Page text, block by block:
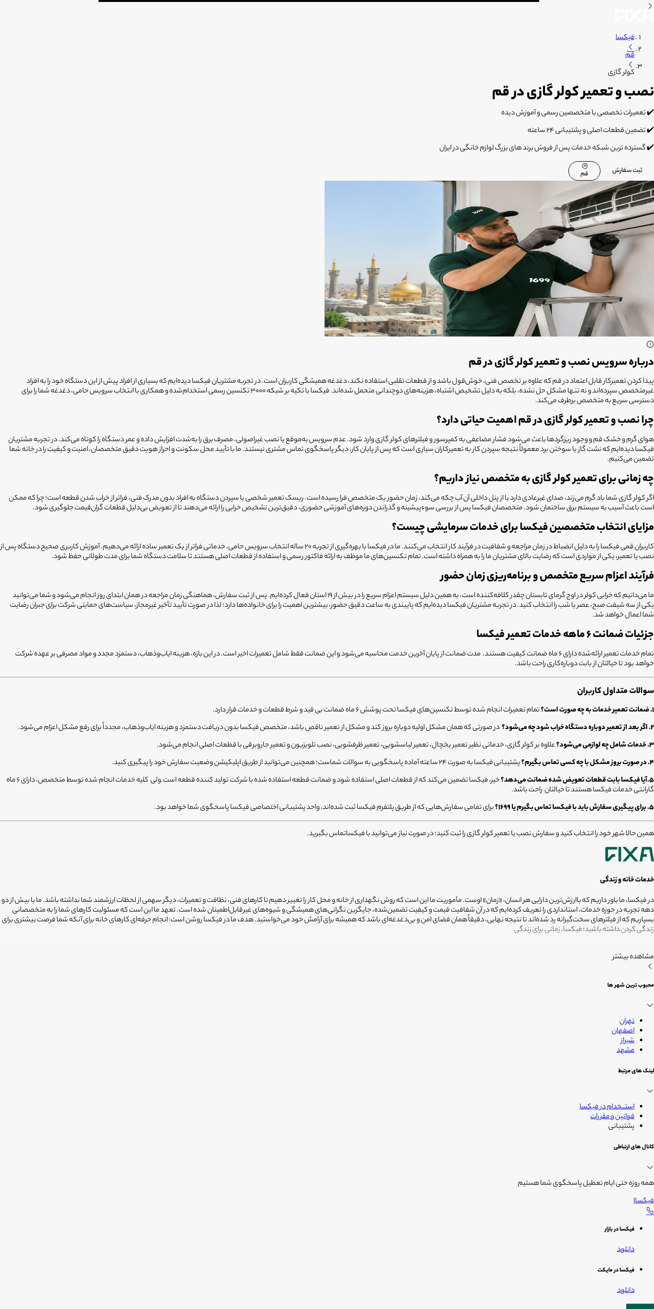
فیکسا
قم
کولر گازی
نصب و تعمیر کولر گازی در قم
✔️ تعمیرات تخصصی با متخصصین رسمی و آموزش دیده
✔️ تضمین قطعات اصلی و پشتیبانی 24 ساعته
✔️ گسترده ترین شبکه خدمات پس از فروش برند های بزرگ لوازم خانگی در ایران
ثبت سفارش قم
درباره سرویس نصب و تعمیر کولر گازی در قم
پیدا کردن تعمیرکار قابل اعتماد در قم که علاوه بر تخصص فنی، خوش‌قول باشد و از قطعات تقلبی استفاده نکند، دغدغه همیشگی کاربران است. در تجربه مشتریان فیکسا دیده‌ایم که بسیاری از افراد پیش از این دستگاه خود را به افراد
غیرمتخصص سپرده‌اند و نه تنها مشکل حل نشده، بلکه به دلیل تشخیص اشتباه، هزینه‌های دوچندانی متحمل شده‌اند. فیکسا با تکیه بر شبکه ۳۰۰۰ تکنسین رسمی استخدام‌شده و همکاری با انتخاب سرویس حامی، دغدغه شما را برای
دسترسی سریع به متخصص برطرف می‌کند.
چرا نصب و تعمیر کولر گازی در قم اهمیت حیاتی دارد؟
هوای گرم و خشک قم و وجود ریزگردها باعث می‌شود فشار مضاعفی به کمپرسور و فیلترهای کولر گازی وارد شود. عدم سرویس به‌موقع یا نصب غیراصولی، مصرف برق را به‌شدت افزایش داده و عمر دستگاه را کوتاه می‌کند. در تجربه مشتریان
فیکسا دیده‌ایم که نشت گاز یا سوختن برد معمولاً نتیجه سپردن کار به تعمیرکاران سیاری است که پس از پایان کار، دیگر پاسخگوی تماس مشتری نیستند. ما با تأیید محل سکونت و احراز هویت دقیق متخصصان، امنیت و کیفیت را در خانه شما
تضمین می‌کنیم.
چه زمانی برای تعمیر کولر گازی به متخصص نیاز داریم؟
اگر کولر گازی شما باد گرم می‌زند، صدای غیرعادی دارد یا از پنل داخلی آن آب چکه می‌کند، زمان حضور یک متخصص فرا رسیده است. ریسک تعمیر شخصی یا سپردن دستگاه به افراد بدون مدرک فنی، فراتر از خراب شدن قطعه است؛ چرا که ممکن
است باعث آسیب به سیستم برق ساختمان شود. متخصصان فیکسا پس از بررسی سوءپیشینه و گذراندن دوره‌های آموزشی حضوری، دقیق‌ترین تشخیص خرابی را ارائه می‌دهند تا از تعویض بی‌دلیل قطعات گران‌قیمت جلوگیری شود.
مزایای انتخاب متخصصین فیکسا برای خدمات سرمایشی چیست؟
کاربران قمی فیکسا را به دلیل انضباط در زمان مراجعه و شفافیت در فرآیند کار انتخاب می‌کنند. ما در فیکسا با بهره‌گیری از تجربه ۲۰ ساله انتخاب سرویس حامی، خدماتی فراتر از یک تعمیر ساده ارائه می‌دهیم. آموزش کاربری صحیح دستگاه پس از
نصب یا تعمیر، یکی از مواردی است که رضایت بالای مشتریان ما را به همراه داشته است. تمام تکنسین‌های ما موظف به ارائه فاکتور رسمی و استفاده از قطعات اصلی هستند تا سلامت دستگاه شما برای مدت طولانی حفظ شود.
فرآیند اعزام سریع متخصص و برنامه‌ریزی زمان حضور
ما می‌دانیم که خرابی کولر در اوج گرمای تابستان چقدر کلافه‌کننده است، به همین دلیل سیستم اعزام سریع را در بیش از 19 استان فعال کرده‌ایم. پس از ثبت سفارش، هماهنگی زمان مراجعه در همان ابتدای روز انجام می‌شود و شما می‌توانید
یکی از سه شیفت صبح، عصر یا شب را انتخاب کنید. در تجربه مشتریان فیکسا دیده‌ایم که پایبندی به ساعت دقیق حضور، بیشترین اهمیت را برای خانواده‌ها دارد؛ لذا در صورت تأیید تأخیر غیرمجاز، سیاست‌های حمایتی شرکت برای جبران رضایت
شما اعمال خواهد شد.
جزئیات ضمانت ۶ ماهه خدمات تعمیر فیکسا
تمام خدمات تعمیر ارائه‌شده دارای ۶ ماه ضمانت کیفیت هستند. مدت ضمانت از پایان آخرین خدمت محاسبه می‌شود و این ضمانت فقط شامل تعمیرات اخیر است. در این بازه، هزینه ایاب‌وذهاب، دستمزد مجدد و مواد مصرفی بر عهده شرکت
خواهد بود تا خیالتان از بابت دوباره‌کاری راحت باشد.
سوالات متداول کاربران
۱. ضمانت تعمیر خدمات به چه صورت است؟
تمام تعمیرات انجام شده توسط تکنسین‌های فیکسا تحت پوشش ۶ ماه ضمانت بی قید و شرط قطعات و خدمات قرار دارد.
۲. اگر بعد از تعمیر دوباره دستگاه خراب شود چه می‌شود؟
در صورتی که همان مشکل اولیه دوباره بروز کند و مشکل از تعمیر ناقص باشد، متخصص فیکسا بدون دریافت دستمزد و هزینه ایاب‌وذهاب، مجدداً برای رفع مشکل اعزام می‌شود.
۳. خدمات شامل چه لوازمی می‌شود؟
علاوه بر کولر گازی، خدماتی نظیر تعمیر یخچال، تعمیر لباسشویی، تعمیر ظرفشویی، نصب تلویزیون و تعمیر جاروبرقی با قطعات اصلی انجام می‌شود.
۴. در صورت بروز مشکل با چه کسی تماس بگیرم؟
پشتیبانی فیکسا به صورت ۲۴ ساعته آماده پاسخگویی به سوالات شماست؛ همچنین می‌توانید از طریق اپلیکیشن وضعیت سفارش خود را پیگیری کنید.
5.آیا فیکسا بابت قطعات تعویض شده ضمانت می‌دهد؟
خیر، فیکسا تضمین می‌کند که از قطعات اصلی استفاده شود و ضمانت قطعه استفاده شده با شرکت تولید کننده قطعه است.ولی کلیه خدمات انجام شده توسط متخصص، دارای ۶ ماه
گارانتی خدمات فیکسا هستند تا خیالتان راحت باشد.
۵. برای پیگیری سفارش باید با فیکسا تماس بگیرم یا ۱۶۹۹؟
برای تمامی سفارش‌هایی که از طریق پلتفرم فیکسا ثبت شده‌اند، واحد پشتیبانی اختصاصی فیکسا پاسخگوی شما خواهد بود.
همین حالا شهر خود را انتخاب کنید و سفارش نصب یا تعمیر کولر گازی را ثبت کنید؛ در صورت نیاز می‌توانید با فیکساتماس بگیرید.
خدمات خانه و زندگی
در فیکسا، ما باور داریم که باارزش‌ترین دارایی هر انسان، «زمان» اوست. مأموریت ما این است که روش نگهداری از خانه و محل کار را تغییر دهیم تا کارهای فنی، نظافت و تعمیرات، دیگر سهمی از لحظات ارزشمند شما نداشته باشد. ما با بیش از دو
دهه تجربه در حوزه خدمات، استانداردی را تعریف کرده‌ایم که در آن شفافیت قیمت و کیفیت تضمین‌شده، جایگزین نگرانی‌های همیشگی و شیوه‌های غیرقابل‌اطمینان شده است. تعهد ما این است که مسئولیت کارهای شما را به متخصصانی
بسپاریم که از فیلترهای سخت‌گیرانه رد شده‌اند تا نتیجه نهایی، دقیقاً همان فضای امن و بی‌دغدغه‌ای باشد که همیشه برای آرامش خود می‌خواستید. هدف ما در فیکسا روشن است: انجام حرفه‌ای کارهای خانه برای آنکه شما فرصت بیشتری برای
زندگی کردن داشته باشید؛ فیکسا، زمانی برای زندگی
مشاهده بیشتر
محبوب ترین شهر ها
تهران
اصفهان
شیراز
مشهد
لینک های مرتبط
استــخدام در فیکسا
قوانین و مقررات
پشتیبانی
کانال های ارتباطی
همه روزه حتی ایام تعطیل پاسخگوی شما هستیم
فیکسا|
فیکسا در بازار
دانلود
فیکسا در مایکت
دانلود